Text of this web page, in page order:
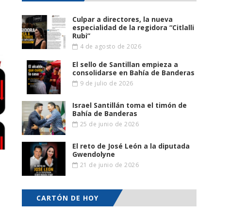
Culpar a directores, la nueva
especialidad de la regidora “Citlalli
Rubi”
4 de agosto de 2026
El sello de Santillan empieza a
consolidarse en Bahía de Banderas
9 de julio de 2026
Israel Santillán toma el timón de
Bahía de Banderas
25 de junio de 2026
El reto de José León a la diputada
Gwendolyne
21 de junio de 2026
CARTÓN DE HOY